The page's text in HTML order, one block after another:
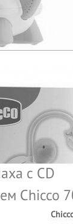
с CD
Chicco